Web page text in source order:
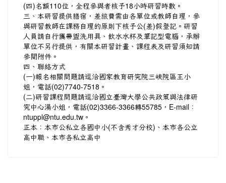
(四)名額110位，全程參與者核予18小時研習時數。
三、本研習提供膳宿，差旅費需由各單位或教師自理，參
與研習教師在課務自理的原則下核予公(差)假登記。研習
人員請自行攜帶盥洗用具、飲水水杯及筆記型電腦，承辦
單位不另行提供，有關本研習計畫、課程表及研習須知請
參閱附件。
四、聯絡方式
(一)報名相關問題請逕洽國家教育研究院三峽院區王小
姐，電話(02)7740-7518。
(二)研習課程問題請逕洽國立臺灣大學公共政策與法律研
究中心湯小姐，電話(02)3366-3366轉55785，E-mail：
ntuppl@ntu.edu.tw。
正本：本市公私立各國中小(不含秀才分校)、本市各公立
高中職、本市各私立高中